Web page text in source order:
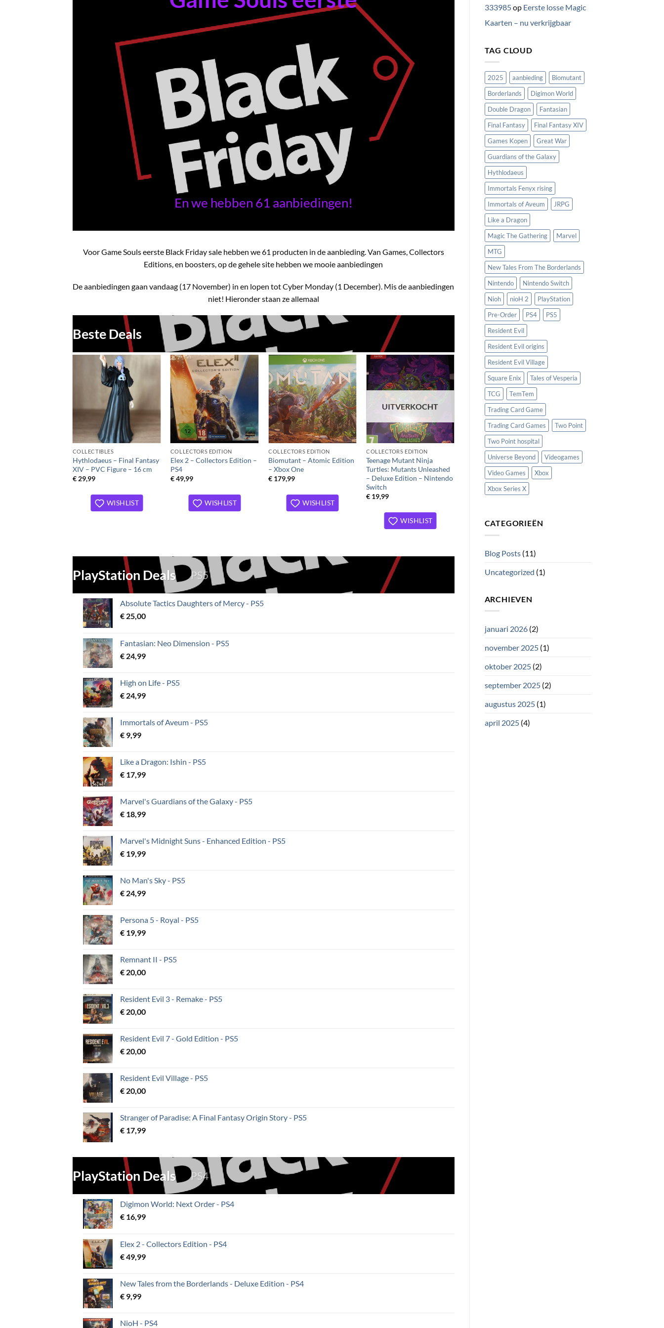
En we hebben 61 aanbiedingen!
Voor Game Souls eerste Black Friday sale hebben we 61 producten in de aanbieding. Van Games, Collectors
Editions, en boosters, op de gehele site hebben we mooie aanbiedingen
De aanbiedingen gaan vandaag (17 November) in en lopen tot Cyber Monday (1 December). Mis de aanbiedingen
niet! Hieronder staan ze allemaal
Beste Deals
Toevoegen
verlanglijst
COLLECTIBLES
Hythlodaeus – Final Fantasy
XIV – PVC Figure – 16 cm
€29,99
WISHLIST
Toevoegen
aan
verlanglijst
COLLECTORS EDITION
Elex 2 – Collectors Edition –
PS4
€49,99
WISHLIST
Toevoegen
aan
verlanglijst
COLLECTORS EDITION
Biomutant – Atomic Edition
– Xbox One
€ 179,99
WISHLIST
Toevoegen
aan
verlanglijst
UITVERKOCHT
COLLECTORS EDITION
Teenage Mutant Ninja
Turtles: Mutants Unleashed
– Deluxe Edition – Nintendo
Switch
€ 19,99
WISHLIST
PlayStation Deals PS5
Absolute Tactics Daughters of Mercy - PS5
€25,00
Fantasian: Neo Dimension - PS5
€24,99
High on Life - PS5
€24,99
Immortals of Aveum - PS5
€9,99
Like a Dragon: Ishin - PS5
€17,99
Marvel's Guardians of the Galaxy - PS5
€18,99
Marvel's Midnight Suns - Enhanced Edition - PS5
€19,99
No Man's Sky - PS5
€24,99
Persona 5 - Royal - PS5
€19,99
Remnant II - PS5
€20,00
Resident Evil 3 - Remake - PS5
€20,00
Resident Evil 7 - Gold Edition - PS5
€20,00
Resident Evil Village - PS5
€20,00
Stranger of Paradise: A Final Fantasy Origin Story - PS5
€17,99
PlayStation Deals PS4
Digimon World: Next Order - PS4
€16,99
Elex 2 - Collectors Edition - PS4
€49,99
New Tales from the Borderlands - Deluxe Edition - PS4
€9,99
NioH - PS4
333985op Eerste losse Magic
Kaarten – nu verkrijgbaar
TAG CLOUD
2025 aanbieding
Biomutant
Borderlands
Digimon World
Double Dragon
Fantasian
Final Fantasy
Final Fantasy XIV
Games Kopen
Great War
Guardians of the Galaxy
Hythlodaeus
Immortals Fenyx rising
Immortals of Aveum
JRPG
Like a Dragon
Magic The Gathering
Marvel
MTG
New Tales From The Borderlands
Nintendo
Nintendo Switch
Nioh
nioH 2
PlayStation
Pre-Order
PS4
PS5
Resident Evil
Resident Evil origins
Resident Evil Village
Square Enix
Tales of Vesperia
TCG
TemTem
Trading Card Game
Trading Card Games
Two Point
Two Point hospital
Universe Beyond
Videogames
Video Games
Xbox
Xbox Series X
CATEGORIEËN
Blog Posts(11)
Uncategorized (1)
ARCHIEVEN
januari 2026(2)
november 2025(1)
oktober 2025(2)
september 2025(2)
augustus 2025(1)
april 2025(4)